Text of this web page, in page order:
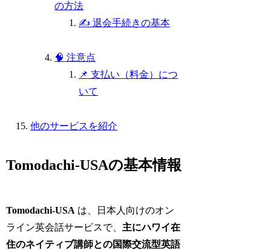
の方法
✍️ 退会手続きの基本
🧠 注意点
📌 支払い（料金）につ
いて
他のサービスを紹介
Tomodachi-USAの基本情報
Tomodachi‑USA は、日本人向けのオン
ライン英会話サービスで、 主にハワイ在
住のネイティブ講師との国際交流型英語